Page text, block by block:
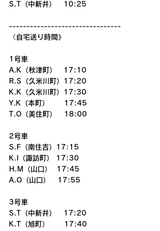
S.T（中新井）   10:25
--------------------------------
《自宅送り時間》
1号車
A.K（秋津町）　17:10
R.S（久米川町）17:20
K.K（久米川町）17:30
Y.K（本町）      17:45
T.O（美住町）   18:00
2号車
S.F（南住吉）17:15
K.I（諏訪町） 17:30
H.M（山口）  17:45
A.O（山口）   17:55
3号車
S.T（中新井）   17:20
K.T（旭町）      17:40